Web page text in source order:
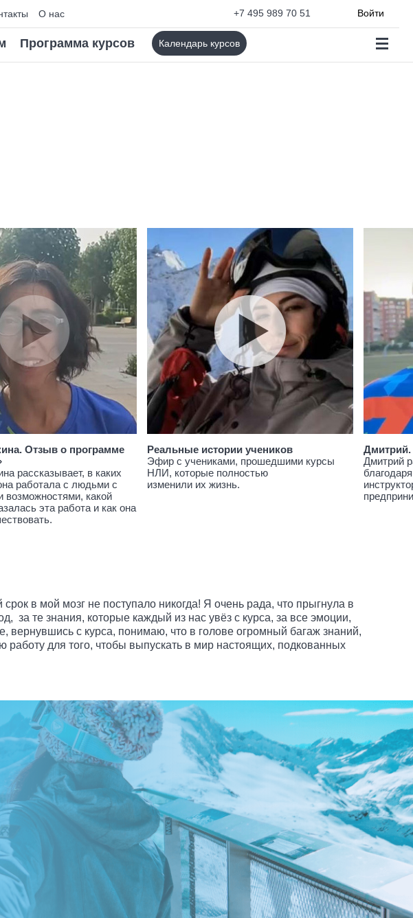
О нас +7 495 989 70 51 Войти
Программа курсов Календарь курсов
Отзыв о программе
рассказывает, в каких
работала с людьми с
возможностями, какой
эта работа и как она
Реальные истории учеников
Эфир с учениками, прошедшими курсы
НЛИ, которые полностью
изменили их жизнь.
Дмитрий.
Дмитрий
в мой мозг не поступало никогда! Я очень рада, что прыгнула в
за те знания, которые каждый из нас увёз с курса, за все эмоции,
вернувшись с курса, понимаю, что в голове огромный багаж знаний,
для того, чтобы выпускать в мир настоящих, подкованных